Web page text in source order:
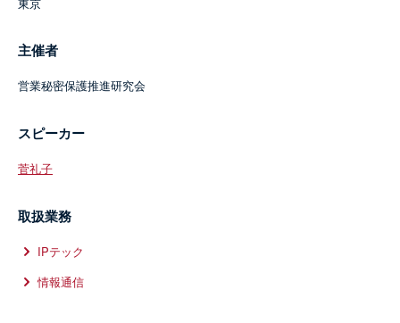
主催者
営業秘密保護推進研究会
スピーカー
菅礼子
取扱業務
IPテック
情報通信